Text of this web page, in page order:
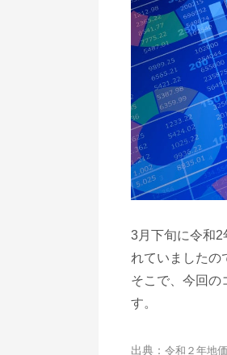
3月下旬に令和2
れていましたの
そこで、今回の
す。
令和２年地